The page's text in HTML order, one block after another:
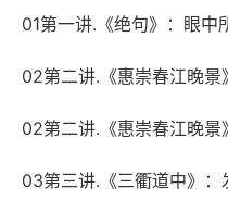
01第一讲.《绝句》：眼
02第二讲.《惠崇春江晚
02第二讲.《惠崇春江晚
03第三讲.《三衢道中》